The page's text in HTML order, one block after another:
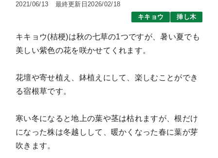
2021/06/13
最終更新日2026/02/18
キキョウ
挿し木
キキョウ(桔梗)は秋の七草の1つですが、暑い夏でも
美しい紫色の花を咲かせてくれます。
花壇や寄せ植え、鉢植えにして、楽しむことができ
る宿根草です。
寒い冬になると地上の葉や茎は枯れますが、根だけ
になった株は冬越しして、暖かくなった春に葉が芽
吹きます。